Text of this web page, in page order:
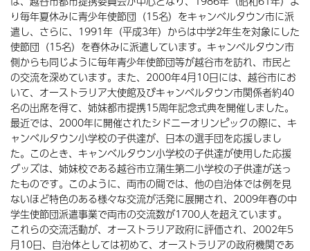
り毎年夏休みに青少年使節団（15名）をキャンベルタウン市に派
遣し、さらに、1991年（平成3年）からは中学2年生を対象にした
使節団（15名）を春休みに派遣しています。キャンベルタウン市
側からも同じように毎年青少年使節団等が越谷市を訪れ、市民と
の交流を深めています。また、2000年4月10日には、越谷市にお
いて、オーストラリア大使館及びキャンベルタウン市関係者約40
名の出席を得て、姉妹都市提携15周年記念式典を開催しました。
最近では、2000年に開催されたシドニーオリンピックの際に、キ
ャンベルタウン小学校の子供達が、日本の選手団を応援しまし
た。このとき、キャンベルタウン小学校の子供達が使用した応援
グッズは、姉妹校である越谷市立蒲生第二小学校の子供達が送っ
たものです。このように、両市の間では、他の自治体では例を見
ないほど特色のある様々な交流が活発に展開され、2009年春の中
学生使節団派遣事業で両市の交流数が1700人を超えています。
これらの交流活動が、オーストラリア政府に評価され、2002年5
月10日、自治体としては初めて、オーストラリアの政府機関であ